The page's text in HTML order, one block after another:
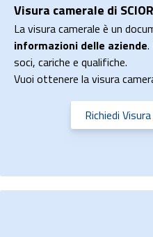
Visura camerale di
La visura camerale è un
informazioni delle aziende.
soci, cariche e qualifiche.
Vuoi ottenere la visura
Richiedi